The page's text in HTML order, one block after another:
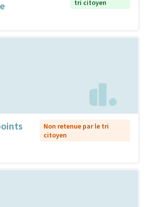
tri citoyen
Non retenue par le tri
citoyen